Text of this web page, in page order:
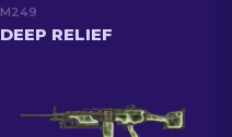
M249
DEEP RELIEF